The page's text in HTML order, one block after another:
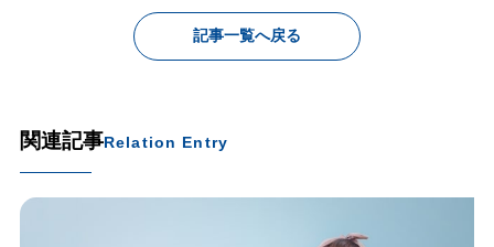
記事一覧へ戻る
関連記事Relation Entry